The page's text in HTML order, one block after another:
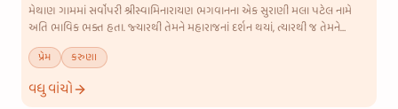
મેથાણ ગામમાં સર્વોપરી શ્રીસ્વામિનારાયણ ભગવાનના એક સુરાણી મલા પટેલ નામે
અતિ ભાવિક ભક્ત હતા. જ્યારથી તેમને મહારાજનાં દર્શન થયાં, ત્યારથી જ તેમને
મહારાજ સાથે એવું હેત થઈ ગયું, એવો જીવ જોડાઈ ગયો કે મહારાજ
પ્રેમ કરુણા
વધુ વાંચો